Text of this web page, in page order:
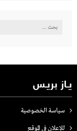
البحث
يـاز بريـس
سياسة الخصوصية
للإعلان في الموقع